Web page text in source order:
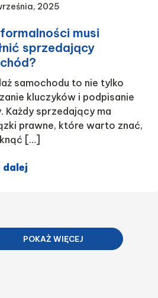
2025
musi
sprzedający
samochodu to nie tylko
kluczyków i podpisanie
Każdy sprzedający ma
prawne, które warto znać,
[…]
dalej
POKAŻ WIĘCEJ